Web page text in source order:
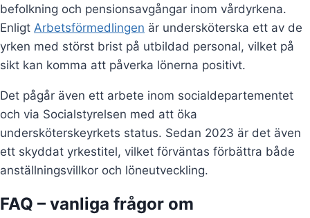
befolkning och pensionsavgångar inom vårdyrkena.
Enligt Arbetsförmedlingen är undersköterska ett av de
yrken med störst brist på utbildad personal, vilket på
sikt kan komma att påverka lönerna positivt.
Det pågår även ett arbete inom socialdepartementet
och via Socialstyrelsen med att öka
undersköterskeyrkets status. Sedan 2023 är det även
ett skyddat yrkestitel, vilket förväntas förbättra både
anställningsvillkor och löneutveckling.
FAQ – vanliga frågor om